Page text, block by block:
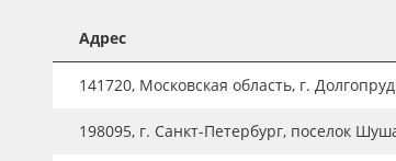
Плёнка монтажная Oratape
ПЭТ листовой
Адрес
141720, Московская область, г.
198095, г. Санкт-Петербург, поселок